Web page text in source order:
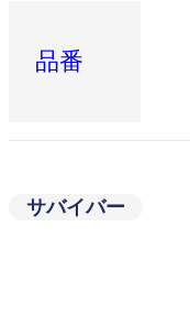
品番
サバイバー